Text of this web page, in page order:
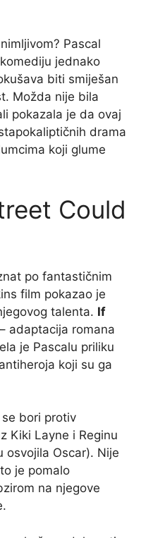
Pascal
jednako
biti smiješan
Možda nije bila
pokazala je da ovaj
drama
koji glume
Could
po fantastičnim
film pokazao je
talenta. If
– adaptacija romana
je Pascalu priliku
koji su ga
bori protiv
Kiki Layne i Reginu
osvojila Oscar). Nije
je pomalo
na njegove